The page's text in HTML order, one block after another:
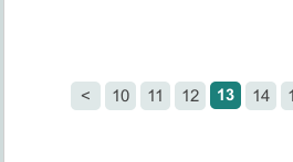
< 10 11 12 13 14